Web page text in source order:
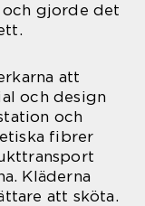
och gjorde det
att
och design
och
fibrer
Kläderna
att sköta.